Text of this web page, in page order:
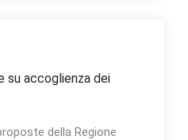
su accoglienza dei
della Regione